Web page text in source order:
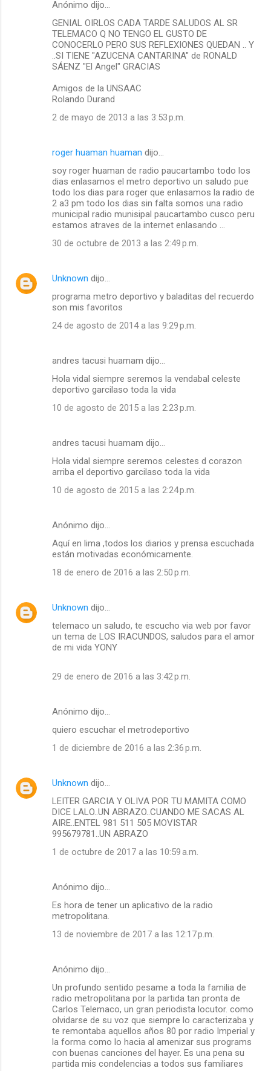
Anónimo dijo…
GENIAL OIRLOS CADA TARDE SALUDOS AL SR
TELEMACO Q NO TENGO EL GUSTO DE
CONOCERLO PERO SUS REFLEXIONES QUEDAN .. Y
..SI TIENE "AZUCENA CANTARINA" de RONALD
SÁENZ "El Angel" GRACIAS
Amigos de la UNSAAC
Rolando Durand
2 de mayo de 2013 a las 3:53 p.m.
roger huaman huaman dijo…
soy roger huaman de radio paucartambo todo los
dias enlasamos el metro deportivo un saludo pue
todo los dias para roger que enlasamos la radio de
2 a3 pm todo los dias sin falta somos una radio
municipal radio munisipal paucartambo cusco peru
estamos atraves de la internet enlasando ...
30 de octubre de 2013 a las 2:49 p.m.
Unknown dijo…
programa metro deportivo y baladitas del recuerdo
son mis favoritos
24 de agosto de 2014 a las 9:29 p.m.
andres tacusi huamam dijo…
Hola vidal siempre seremos la vendabal celeste
deportivo garcilaso toda la vida
10 de agosto de 2015 a las 2:23 p.m.
andres tacusi huamam dijo…
Hola vidal siempre seremos celestes d corazon
arriba el deportivo garcilaso toda la vida
10 de agosto de 2015 a las 2:24 p.m.
Anónimo dijo…
Aquí en lima ,todos los diarios y prensa escuchada
están motivadas económicamente.
18 de enero de 2016 a las 2:50 p.m.
Unknown dijo…
telemaco un saludo, te escucho via web por favor
un tema de LOS IRACUNDOS, saludos para el amor
de mi vida YONY
29 de enero de 2016 a las 3:42 p.m.
Anónimo dijo…
quiero escuchar el metrodeportivo
1 de diciembre de 2016 a las 2:36 p.m.
Unknown dijo…
LEITER GARCIA Y OLIVA POR TU MAMITA COMO
DICE LALO..UN ABRAZO..CUANDO ME SACAS AL
AIRE..ENTEL 981 511 505 MOVISTAR
995679781..UN ABRAZO
1 de octubre de 2017 a las 10:59 a.m.
Anónimo dijo…
Es hora de tener un aplicativo de la radio
metropolitana.
13 de noviembre de 2017 a las 12:17 p.m.
Anónimo dijo…
Un profundo sentido pesame a toda la familia de
radio metropolitana por la partida tan pronta de
Carlos Telemaco, un gran periodista locutor. como
olvidarse de su voz que siempre lo caracterizaba y
te remontaba aquellos años 80 por radio Imperial y
la forma como lo hacia al amenizar sus programs
con buenas canciones del hayer. Es una pena su
partida mis condelencias a todos sus familiares